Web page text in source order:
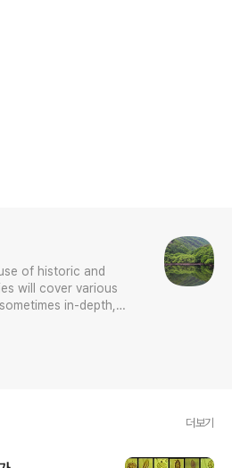
of historic and
will cover various
in-depth,
common sense or
더보기